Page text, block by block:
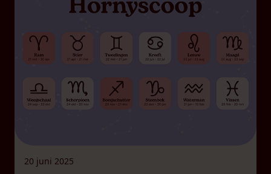
20 juni 2025